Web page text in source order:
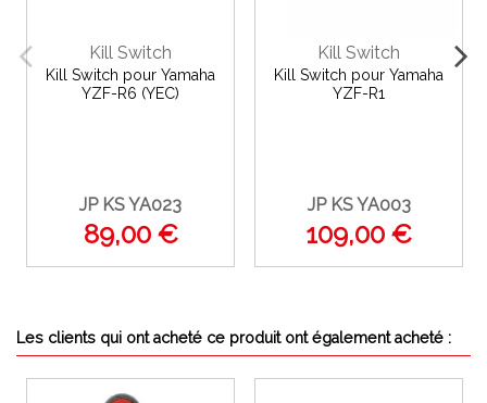
Kill Switch
Kill Switch pour Yamaha
YZF-R6 (YEC)
JP KS YA023
89,00 €
Kill Switch
Kill Switch pour Yamaha
YZF-R1
JP KS YA003
109,00 €
Les clients qui ont acheté ce produit ont également acheté :